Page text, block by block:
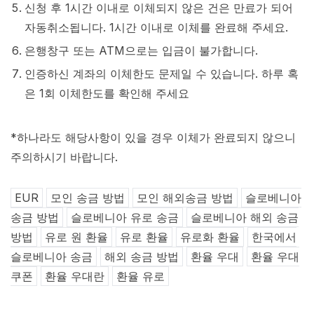
신청 후 1시간 이내로 이체되지 않은 건은 만료가 되어
자동취소됩니다. 1시간 이내로 이체를 완료해 주세요.
은행창구 또는 ATM으로는 입금이 불가합니다.
인증하신 계좌의 이체한도 문제일 수 있습니다. 하루 혹
은 1회 이체한도를 확인해 주세요
*하나라도 해당사항이 있을 경우 이체가 완료되지 않으니
주의하시기 바랍니다.
EUR 모인 송금 방법 모인 해외송금 방법
슬로베니아
송금 방법
슬로베니아 유로 송금
슬로베니아 해외 송금
방법
유로 원 환율 유로 환율 유로화 환율
한국에서
슬로베니아 송금
해외 송금 방법 환율 우대
환율 우대
쿠폰
환율 우대란 환율 유로